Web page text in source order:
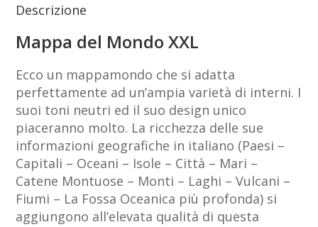
Descrizione
Mappa del Mondo XXL
Ecco un mappamondo che si adatta
perfettamente ad un’ampia varietà di interni. I
suoi toni neutri ed il suo design unico
piaceranno molto. La ricchezza delle sue
informazioni geografiche in italiano (Paesi –
Capitali – Oceani – Isole – Città – Mari –
Catene Montuose – Monti – Laghi – Vulcani –
Fiumi – La Fossa Oceanica più profonda) si
aggiungono all’elevata qualità di questa